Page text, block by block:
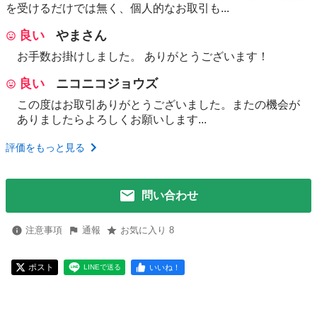
を受けるだけでは無く、個人的なお取引も...
良い やまさん
お手数お掛けしました。 ありがとうございます！
良い ニコニコジョウズ
この度はお取引ありがとうございました。またの機会が
ありましたらよろしくお願いします...
評価をもっと見る
問い合わせ
注意事項 通報 お気に入り 8
ポスト LINEで送る いいね！